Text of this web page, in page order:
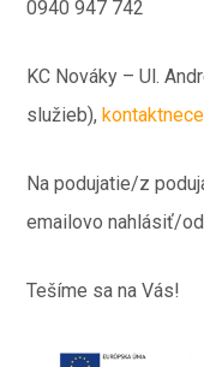
0940 947 742
KC Nováky – Ul.
služieb),
Na podujatie/z
emailovo nahlásiť/
Tešíme sa na Vás!